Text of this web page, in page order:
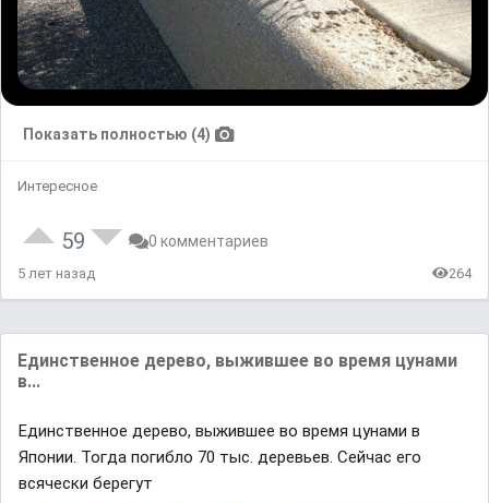
Показать полностью (4)
Интересное
59 0 комментариев
5 лет назад 264
Единственное дерево, выжившее во время цунами
в...
Единственное дерево, выжившее во время цунами в
Японии. Тогда погибло 70 тыс. деревьев. Сейчас его
всячески берегут